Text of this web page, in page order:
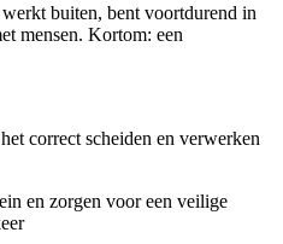
buiten, bent voortdurend in
mensen. Kortom: een
correct scheiden en verwerken
en zorgen voor een veilige